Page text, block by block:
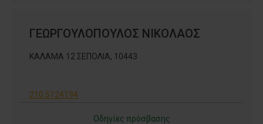
ΓΕΩΡΓΟΥΛΟΠΟΥΛΟΣ ΝΙΚΟΛΑΟΣ
ΚΑΛΑΜΑ 12 ΣΕΠΟΛΙΑ, 10443
210 5124194
Οδηγίες πρόσβασης